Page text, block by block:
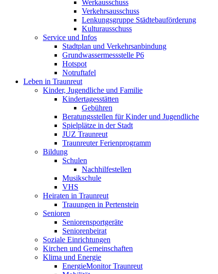
Werkausschuss
Verkehrsausschuss
Lenkungsgruppe Städtebauförderung
Kulturausschuss
Service und Infos
Stadtplan und Verkehrsanbindung
Grundwassermessstelle P6
Hotspot
Notruftafel
Leben in Traunreut
Kinder, Jugendliche und Familie
Kindertagesstätten
Gebühren
Beratungsstellen für Kinder und Jugendliche
Spielplätze in der Stadt
JUZ Traunreut
Traunreuter Ferienprogramm
Bildung
Schulen
Nachhilfestellen
Musikschule
VHS
Heiraten in Traunreut
Trauungen in Pertenstein
Senioren
Seniorensportgeräte
Seniorenbeirat
Soziale Einrichtungen
Kirchen und Gemeinschaften
Klima und Energie
EnergieMonitor Traunreut